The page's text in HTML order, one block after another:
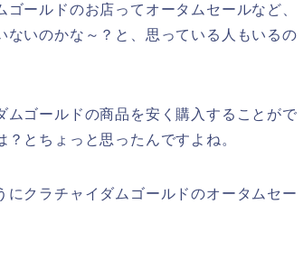
ールドのお店ってオータムセールなど、
いのかな～？と、思っている人もいるの
ゴールドの商品を安く購入することがで
とちょっと思ったんですよね。
クラチャイダムゴールドのオータムセー